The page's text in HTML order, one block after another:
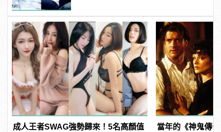
成人王者SWAG強勢歸來！5名高顏值
當年的《神鬼傳